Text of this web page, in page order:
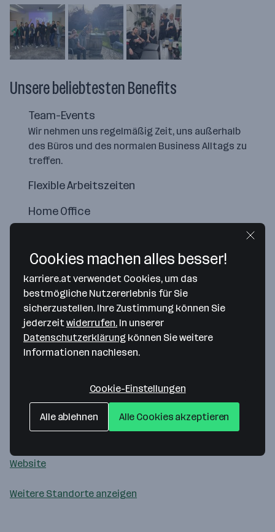
Unsere beliebtesten Benefits
Team-Events
Wir nehmen uns regelmäßig Zeit, uns außerhalb
des Büros und des normalen Business Alltags zu
treffen.
Flexible Arbeitszeiten
Home Office
fifty1
Am Belvedere 4/QBC 4
1100 Wien— Route berechnen
Website
Weitere Standorte anzeigen
Cookies machen alles besser!
karriere.at verwendet Cookies, um das
bestmögliche Nutzererlebnis für Sie
sicherzustellen. Ihre Zustimmung können Sie
jederzeitwiderrufen. In unserer
Datenschutzerklärung können Sie weitere
Informationen nachlesen.
Cookie-Einstellungen
Alle ablehnen Alle Cookies akzeptieren